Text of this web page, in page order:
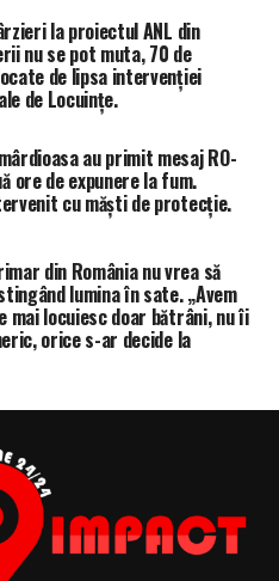
la proiectul ANL din
nu se pot muta, 70 de
de lipsa intervenției
de Locuințe.
au primit mesaj RO-
ore de expunere la fum.
cu măști de protecție.
din România nu vrea să
lumina în sate. „Avem
mai locuiesc doar bătrâni, nu îi
orice s-ar decide la